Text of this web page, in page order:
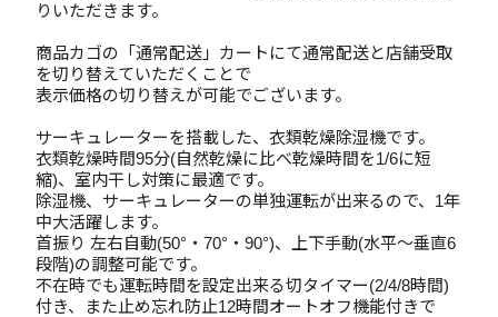
りいただきます。
商品カゴの「通常配送」カートにて通常配送と店舗受取
を切り替えていただくことで
表示価格の切り替えが可能でございます。
サーキュレーターを搭載した、衣類乾燥除湿機です。
衣類乾燥時間95分(自然乾燥に比べ乾燥時間を1/6に短
縮)、室内干し対策に最適です。
除湿機、サーキュレーターの単独運転が出来るので、1年
中大活躍します。
首振り 左右自動(50°・70°・90°)、上下手動(水平～垂直6
段階)の調整可能です。
不在時でも運転時間を設定出来る切タイマー(2/4/8時間)
付き、また止め忘れ防止12時間オートオフ機能付きで